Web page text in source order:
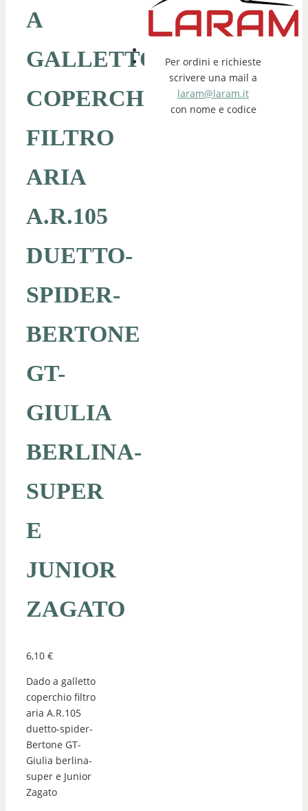
A
GALLETTO
COPERCHIO
FILTRO
ARIA
A.R.105
DUETTO-
SPIDER-
BERTONE
GT-
GIULIA
BERLINA-
SUPER
E
JUNIOR
ZAGATO
6,10 €
Dado a galletto
coperchio filtro
aria A.R.105
duetto-spider-
Bertone GT-
Giulia berlina-
super e Junior
Zagato
Per ordini e richieste
scrivere una mail a
laram@laram.it
con nome e codice